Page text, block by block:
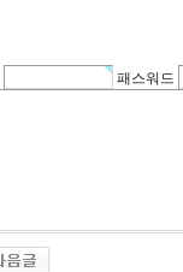
패스워드